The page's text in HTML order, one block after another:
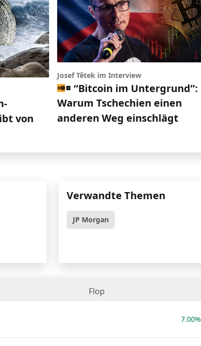
von
Josef Tětek im Interview
“Bitcoin im Untergrund”:
Warum Tschechien einen
anderen Weg einschlägt
Verwandte Themen
JP Morgan
Flop
7.00%